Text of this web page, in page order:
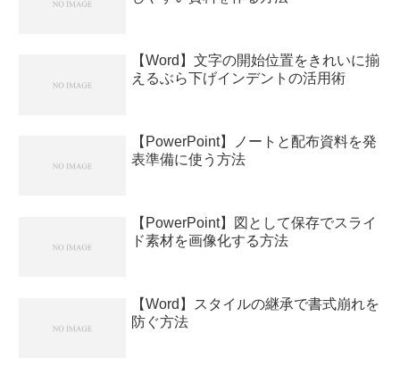
【Word】文字の開始位置をきれいに揃
えるぶら下げインデントの活用術
【PowerPoint】ノートと配布資料を発
表準備に使う方法
【PowerPoint】図として保存でスライ
ド素材を画像化する方法
【Word】スタイルの継承で書式崩れを
防ぐ方法